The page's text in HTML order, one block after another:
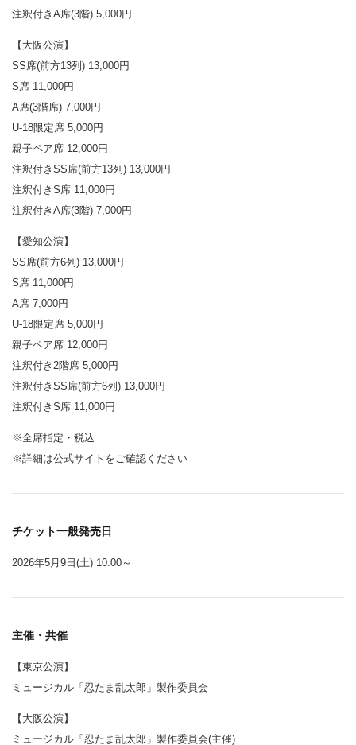
注釈付きA席(3階) 5,000円
【大阪公演】
SS席(前方13列) 13,000円
S席 11,000円
A席(3階席) 7,000円
U-18限定席 5,000円
親子ペア席 12,000円
注釈付きSS席(前方13列) 13,000円
注釈付きS席 11,000円
注釈付きA席(3階) 7,000円
【愛知公演】
SS席(前方6列) 13,000円
S席 11,000円
A席 7,000円
U-18限定席 5,000円
親子ペア席 12,000円
注釈付き2階席 5,000円
注釈付きSS席(前方6列) 13,000円
注釈付きS席 11,000円
※全席指定・税込
※詳細は公式サイトをご確認ください
チケット一般発売日
2026年5月9日(土) 10:00～
主催・共催
【東京公演】
ミュージカル「忍たま乱太郎」製作委員会
【大阪公演】
ミュージカル「忍たま乱太郎」製作委員会(主催)